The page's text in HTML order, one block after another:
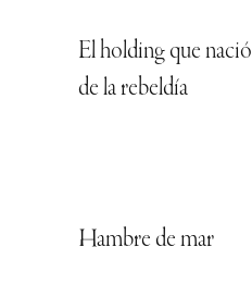
El holding que nació
de la rebeldía
Hambre de mar